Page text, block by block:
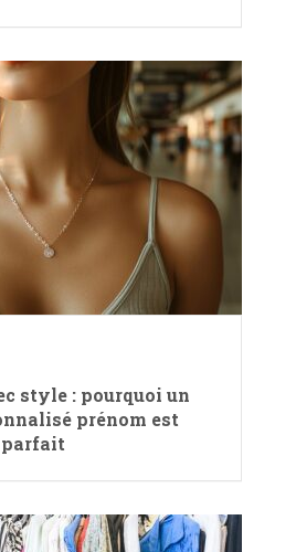
style : pourquoi un
prénom est
parfait